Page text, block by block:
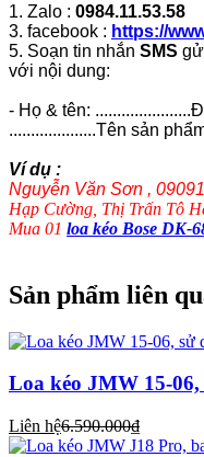
1. Zalo : 0984.11.53.58
3. facebook : https://
5. Soạn tin nhắn SMS
với nội dung:
- Họ & tên:
....................Tên sản
Ví dụ :
Nguyễn Văn Sơn ,
Hạp Cường, Thị Trấn Tô
Mua 01 loa kéo Bose DK-
Sản phẩm liên
Loa kéo JMW 15-06,
Liên hệ6.590.000₫